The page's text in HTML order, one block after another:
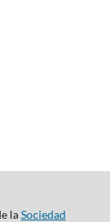
laSociedad